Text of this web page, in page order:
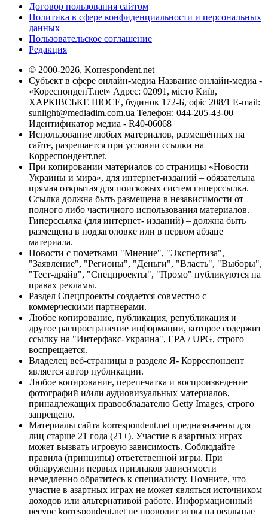
Договор пользования сайтом
Политика в сфере конфиденциальности и персональных
данных
Пользовательское соглашение
Редакция
© 2000-2026, Korrespondent.net
Субъект в сфере онлайн-медиа Название онлайн-медиа -
«КореспонденТ.net» Адрес: 02091, місто Київ,
ХАРКІВСЬКЕ ШОСЕ, будинок 172-Б, офіс 208/1 E-mail:
sunlight@mediadim.com.ua Телефон: 044-205-43-00
Идентификатор медиа - R40-06068
Использование любых материалов, размещённых на
сайте, разрешается при условии ссылки на
Корреспондент.net.
При копировании материалов со страницы «Новости
Украины и мира», для интернет-изданий – обязательна
прямая открытая для поисковых систем гиперссылка.
Ссылка должна быть размещена в независимости от
полного либо частичного использования материалов.
Гиперссылка (для интернет- изданий) – должна быть
размещена в подзаголовке или в первом абзаце
материала.
Новости с пометками "Мнение", "Экспертиза",
"Заявление", "Регионы", "Деньги", "Власть", "Выборы",
"Тест-драйв", "Спецпроекты", "Промо" публикуются на
правах рекламы.
Раздел Спецпроекты создается совместно с
коммерческими партнерами.
Любое копирование, публикация, републикация и
другое распространение информации, которое содержит
ссылку на "Интерфакс-Украина", EPA / UPG, строго
воспрещается.
Владелец веб-страницы в разделе Я- Корреспондент
является автор публикации.
Любое копирование, перепечатка и воспроизведение
фотографий и/или аудиовизуальных материалов,
принадлежащих правообладателю Getty Images, строго
запрещено.
Материалы сайта korrespondent.net предназначены для
лиц старше 21 года (21+). Участие в азартных играх
может вызвать игровую зависимость. Соблюдайте
правила (принципы) ответственной игры. При
обнаружении первых признаков зависимости
немедленно обратитесь к специалисту. Помните, что
участие в азартных играх не может являться источником
доходов или альтернативой работе. Информационный
ресурс korrespondent.net не проводит игры на реальные